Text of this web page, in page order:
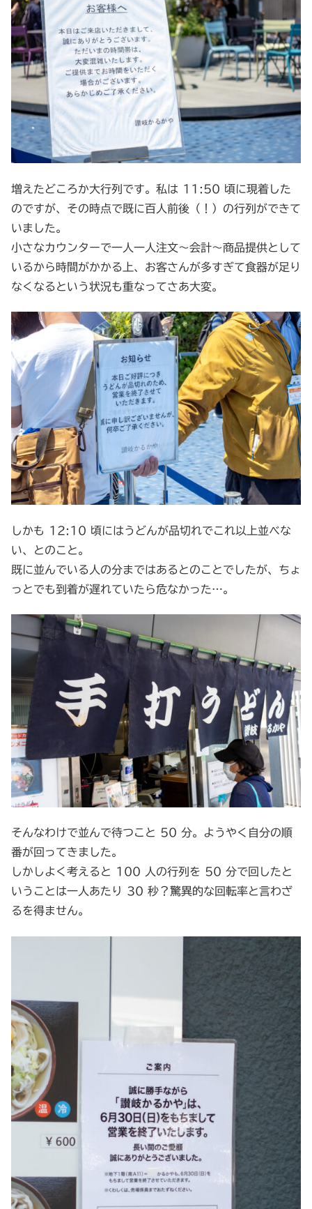
増えたどころか大行列です。私は 11:50 頃に現着した
のですが、その時点で既に百人前後（！）の行列ができて
いました。
小さなカウンターで一人一人注文～会計～商品提供として
いるから時間がかかる上、お客さんが多すぎて食器が足り
なくなるという状況も重なってさあ大変。
しかも 12:10 頃にはうどんが品切れでこれ以上並べな
い、とのこと。
既に並んでいる人の分まではあるとのことでしたが、ちょ
っとでも到着が遅れていたら危なかった…。
そんなわけで並んで待つこと 50 分。ようやく自分の順
番が回ってきました。
しかしよく考えると 100 人の行列を 50 分で回したと
いうことは一人あたり 30 秒？驚異的な回転率と言わざ
るを得ません。